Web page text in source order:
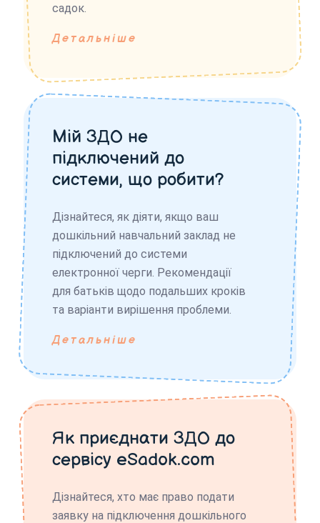
садок.
Детальніше
Мій ЗДО не
підключений до
системи, що робити?
Дізнайтеся, як діяти, якщо ваш
дошкільний навчальний заклад не
підключений до системи
електронної черги. Рекомендації
для батьків щодо подальших кроків
та варіанти вирішення проблеми.
Детальніше
Як приєднати ЗДО до
сервісу eSadok.com
Дізнайтеся, хто має право подати
заявку на підключення дошкільного